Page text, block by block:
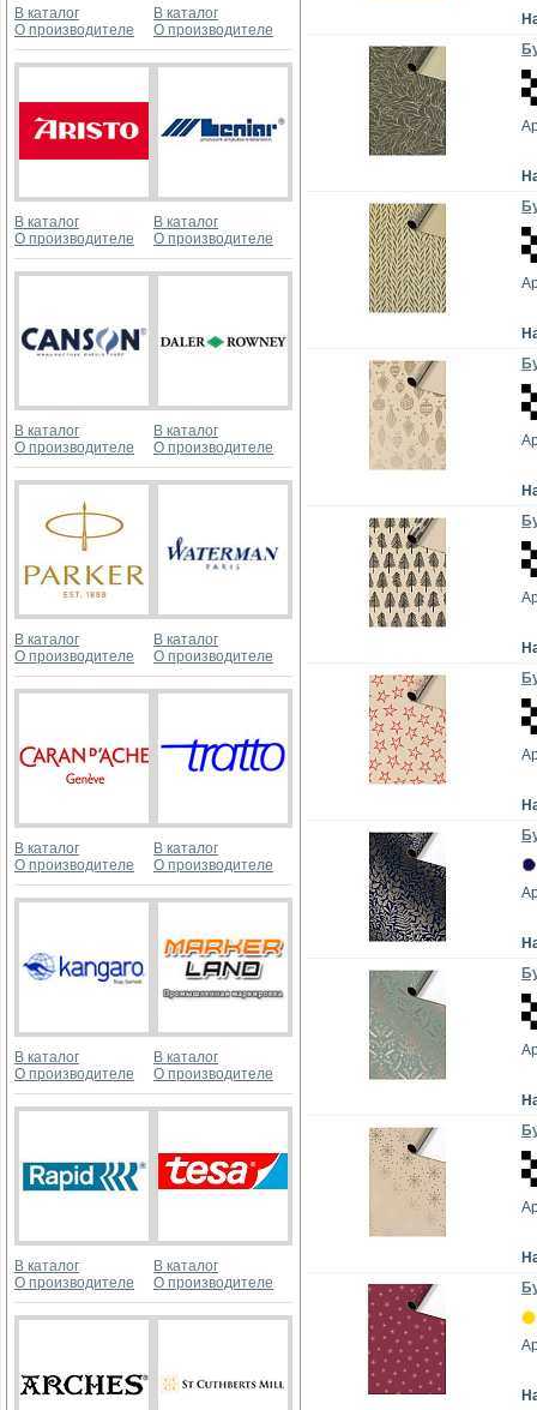
В каталог
О производителе
В каталог
О производителе
В каталог
О производителе
В каталог
О производителе
В каталог
О производителе
В каталог
О производителе
В каталог
О производителе
В каталог
О производителе
В каталог
О производителе
В каталог
О производителе
В каталог
О производителе
В каталог
О производителе
В каталог
О производителе
В каталог
О производителе